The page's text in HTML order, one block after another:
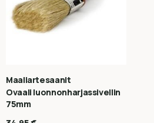
Maaliartesaanit
Ovaali luonnonharjassivellin
75mm